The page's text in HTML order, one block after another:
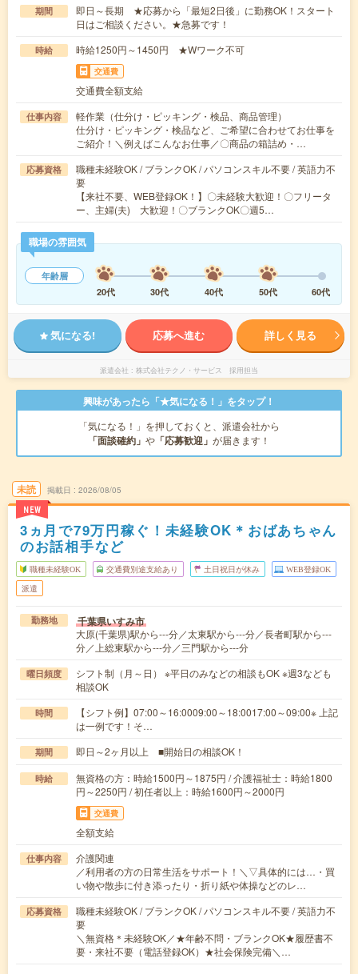
期間
即日～長期 ★応募から「最短2日後」に勤務OK！スタート
日はご相談ください。★急募です！
時給 時給1250円～1450円 ★Wワーク不可
交通費
交通費全額支給
仕事内容
軽作業（仕分け・ピッキング・検品、商品管理）
仕分け・ピッキング・検品など、ご希望に合わせてお仕事を
ご紹介！＼例えばこんなお仕事／〇商品の箱詰め・…
応募資格
職種未経験OK / ブランクOK / パソコンスキル不要 / 英語力不
要
【来社不要、WEB登録OK！】〇未経験大歓迎！〇フリータ
ー、主婦(夫) 大歓迎！〇ブランクOK〇週5…
職場の雰囲気
年齢層
20代
30代 40代 50代 60代
気になる! 応募へ進む 詳しく見る
派遣会社 株式会社テクノ・サービス 採用担当
興味があったら「★気になる！」をタップ！
「気になる！」を押しておくと、派遣会社から
「面談確約」 や 「応募歓迎」 が届きます！
未読
NEW
掲載日 2026/08/05
3ヵ月で79万円稼ぐ！未経験OK＊おばあちゃん
のお話相手など
職種未経験OK 交通費別途支給あり 土日祝日が休み WEB登録OK
派遣
勤務地 千葉県いすみ市
大原(千葉県)駅から---分／太東駅から---分／長者町駅から---
分／上総東駅から---分／三門駅から---分
曜日頻度
シフト制（月～日） ※平日のみなどの相談もOK ※週3なども
相談OK
時間
【シフト例】07:00～16:0009:00～18:0017:00～09:00※ 上記
は一例です！そ…
期間 即日～2ヶ月以上 ■開始日の相談OK！
時給
無資格の方：時給1500円～1875円 / 介護福祉士：時給1800
円～2250円 / 初任者以上：時給1600円～2000円
交通費
全額支給
仕事内容
介護関連
／利用者の方の日常生活をサポート！＼▽具体的には…・買
い物や散歩に付き添ったり・折り紙や体操などのレ…
応募資格
職種未経験OK / ブランクOK / パソコンスキル不要 / 英語力不
要
＼無資格＊未経験OK／★年齢不問・ブランクOK★履歴書不
要・来社不要（電話登録OK）★社会保険完備＼…